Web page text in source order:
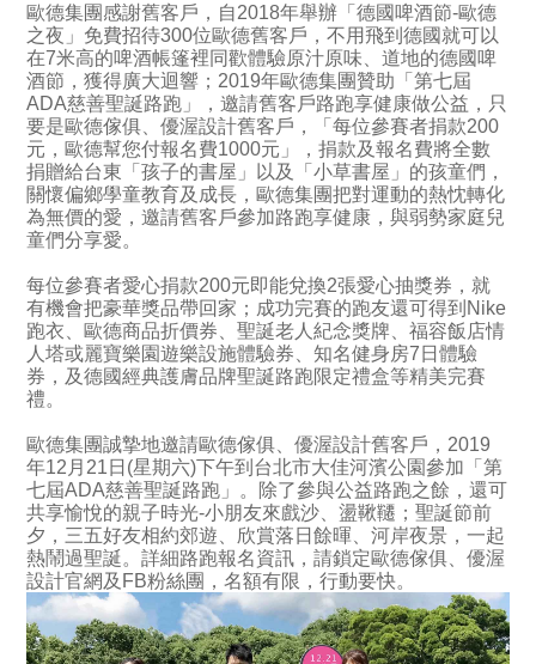
歐德集團感謝舊客戶，自2018年舉辦「德國啤酒節-歐德
之夜」免費招待300位歐德舊客戶，不用飛到德國就可以
在7米高的啤酒帳篷裡同歡體驗原汁原味、道地的德國啤
酒節，獲得廣大迴響；2019年歐德集團贊助「第七屆
ADA慈善聖誕路跑」，邀請舊客戶路跑享健康做公益，只
要是歐德傢俱、優渥設計舊客戶，「每位參賽者捐款200
元，歐德幫您付報名費1000元」，捐款及報名費將全數
捐贈給台東「孩子的書屋」以及「小草書屋」的孩童們，
關懷偏鄉學童教育及成長，歐德集團把對運動的熱忱轉化
為無價的愛，邀請舊客戶參加路跑享健康，與弱勢家庭兒
童們分享愛。
每位參賽者愛心捐款200元即能兌換2張愛心抽獎券，就
有機會把豪華獎品帶回家；成功完賽的跑友還可得到Nike
跑衣、歐德商品折價券、聖誕老人紀念獎牌、福容飯店情
人塔或麗寶樂園遊樂設施體驗券、知名健身房7日體驗
券，及德國經典護膚品牌聖誕路跑限定禮盒等精美完賽
禮。
歐德集團誠摯地邀請歐德傢俱、優渥設計舊客戶，2019
年12月21日(星期六)下午到台北市大佳河濱公園參加「第
七屆ADA慈善聖誕路跑」。除了參與公益路跑之餘，還可
共享愉悅的親子時光-小朋友來戲沙、盪鞦韆；聖誕節前
夕，三五好友相約郊遊、欣賞落日餘暉、河岸夜景，一起
熱鬧過聖誕。詳細路跑報名資訊，請鎖定歐德傢俱、優渥
設計官網及FB粉絲團，名額有限，行動要快。